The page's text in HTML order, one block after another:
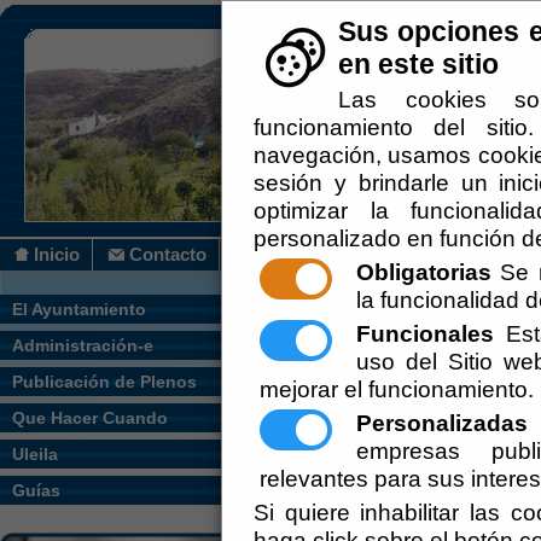
Sus opciones
en este sitio
Las cookies
funcionamiento del
navegación, usamos
sesión y brindarle un
optimizar la
personalizado en función
Obligatorias Se
la funcionalidad
Funcionales
uso del Sitio
mejorar el funcionamiento.
Personalizadas
empresas
relevantes para sus
Si quiere inhabilitar las
Inicio Contacto
El Ayuntamiento
Administración-e
Publicación de Plenos
Que Hacer Cuando
Uleila
Guías
Usted se encuentra
[PRO :: TELETIPO]
Nueva admisión
[Servicios] INSTANCIA
El servicio de